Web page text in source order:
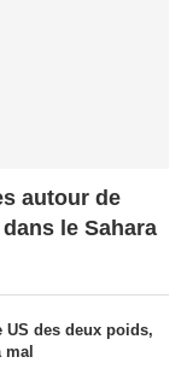
autour de
le Sahara
des deux poids,
mal